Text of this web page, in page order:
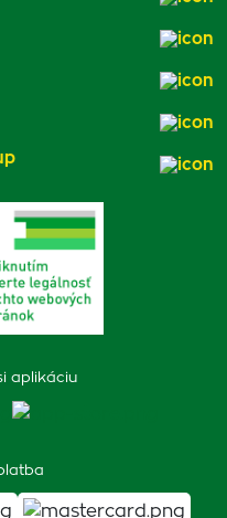
aplikáciu